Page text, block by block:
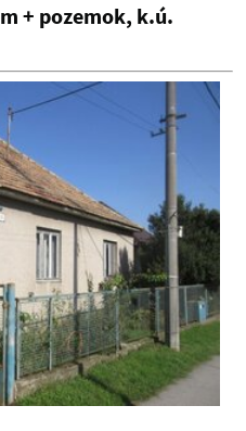
+ pozemok, k.ú.